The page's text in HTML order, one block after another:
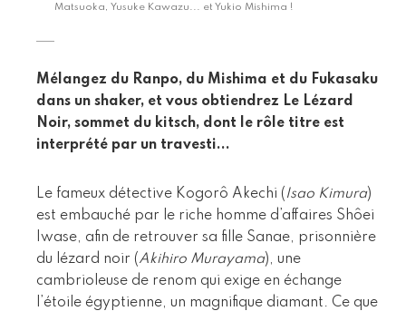
Matsuoka, Yusuke Kawazu... et Yukio Mishima !
Mélangez du Ranpo, du Mishima et du Fukasaku
dans un shaker, et vous obtiendrez Le Lézard
Noir, sommet du kitsch, dont le rôle titre est
interprété par un travesti...
Le fameux détective Kogorô Akechi ( Isao Kimura)
est embauché par le riche homme d’affaires Shôei
Iwase, afin de retrouver sa fille Sanae, prisonnière
du lézard noir (Akihiro Murayama), une
cambrioleuse de renom qui exige en échange
l’étoile égyptienne, un magnifique diamant. Ce que